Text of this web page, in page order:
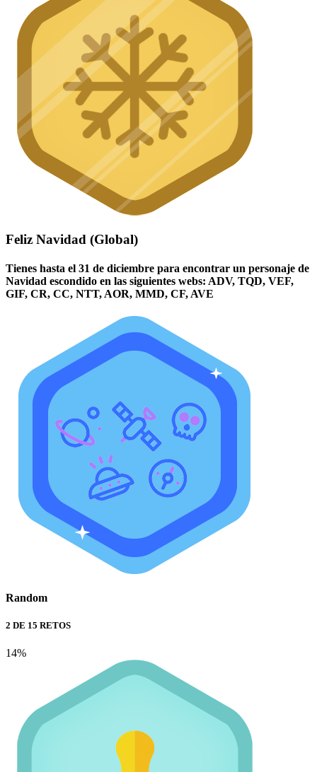
Feliz Navidad (Global)
Tienes hasta el 31 de diciembre para encontrar un personaje de
Navidad escondido en las siguientes webs: ADV, TQD, VEF,
GIF, CR, CC, NTT, AOR, MMD, CF, AVE
Random
2 DE 15 RETOS
14%